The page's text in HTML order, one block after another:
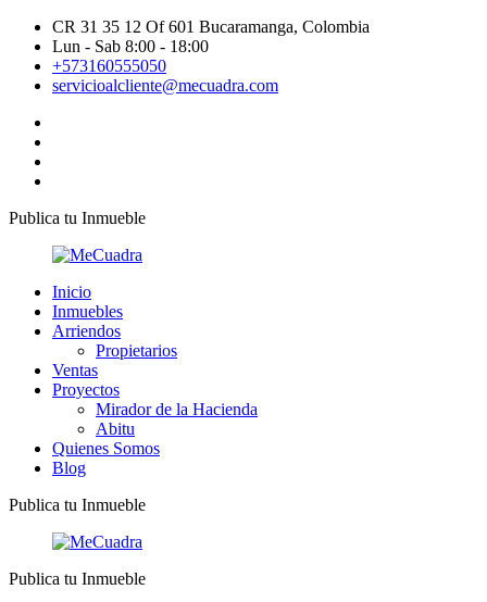
CR 31 35 12 Of 601 Bucaramanga, Colombia
Lun - Sab 8:00 - 18:00
+573160555050
servicioalcliente@mecuadra.com
Publica tu Inmueble
Inicio
Inmuebles
Arriendos
Propietarios
Ventas
Proyectos
Mirador de la Hacienda
Abitu
Quienes Somos
Blog
Publica tu Inmueble
Publica tu Inmueble